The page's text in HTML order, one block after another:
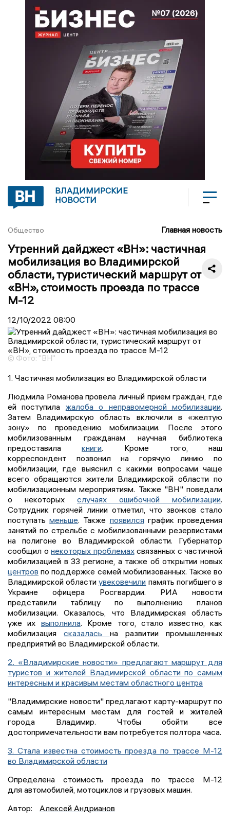
ВЛАДИМИРСКИЕ
НОВОСТИ
Общество Главная новость
Утренний дайджест «ВН»: частичная
мобилизация во Владимирской
области, туристический маршрут от
«ВН», стоимость проезда по трассе
М-12
12/10/2022 08:00
© Фото: "ВН"
1. Частичная мобилизация во Владимирской области
Людмила Романова провела личный прием граждан, где
ей поступила жалоба о неправомерной мобилизации.
Затем Владимирскую область включили в «желтую
зону» по проведению мобилизации. После этого
мобилизованным гражданам научная библиотека
предоставилакниги. Кроме того, наш
корреспондент позвонил на горячую линию по
мобилизации, где выяснил с какими вопросами чаще
всего обращаются жители Владимирской области по
мобилизационным мероприятиям. Также "ВН" поведали
о некоторых случаях ошибочной мобилизации.
Сотрудник горячей линии отметил, что звонков стало
поступатьменьше. Также появилсяграфик проведения
занятий по стрельбе с мобилизованными резервистами
на полигоне во Владимирской области. Губернатор
сообщил о некоторых проблемахсвязанных с частичной
мобилизацией в 33 регионе, а также об открытии новых
центров по поддержке семей мобилизованных. Также во
Владимирской областиувековечили память погибшего в
Украине офицера Росгвардии. РИА новости
представили таблицу по выполнению планов
мобилизации. Оказалось, что Владимирская область
уже их выполнила. Кроме того, стало известно, как
мобилизациясказалась на развитии промышленных
предприятий во Владимирской области.
2. «Владимирские новости» предлагают маршрут для
туристов и жителей Владимирской области по самым
интересным и красивым местам областного центра
"Владимирские новости" предлагают карту-маршрут по
самым интересным местам для гостей и жителей
города Владимир. Чтобы обойти все
достопримечательности вам потребуется полтора часа.
3. Стала известна стоимость проезда по трассе М-12
во Владимирской области
Определена стоимость проезда по трассе М-12
для автомобилей, мотоциклов и грузовых машин.
Автор:
Алексей Андрианов